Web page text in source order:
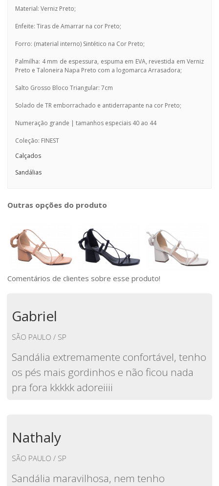
Material: Verniz Preto;
Enfeite: Tiras de Amarrar na cor Preto;
Forro: (material interno) Sintético na Cor Preto;
Palmilha: 4 mm de espessura, espuma em EVA, revestida em Verniz
Preto e Taloneira Napa Preto com a logomarca Arrasadora;
Salto Grosso Bloco Triangular: 7cm
Solado de TR emborrachado e antiderrapante na cor Preto;
Numeração grande | tamanhos especiais 40 ao 44
Coleção: FINEST
Calçados
Sandálias
Outras opções do produto
Comentários de clientes sobre esse produto!
Gabriel
SÃO PAULO / SP
Sandália extremamente confortável, tenho
os pés mais gordinhos e não ficou nada
pra fora kkkkk adoreiiii
Nathaly
SÃO PAULO / SP
Sandália maravilhosa, nem tenho